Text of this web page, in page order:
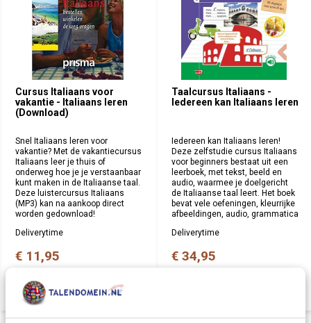
Cursus Italiaans voor
vakantie - Italiaans leren
(Download)
Snel Italiaans leren voor
vakantie? Met de vakantiecursus
Italiaans leer je thuis of
onderweg hoe je je verstaanbaar
kunt maken in de Italiaanse taal.
Deze luistercursus Italiaans
(MP3) kan na aankoop direct
worden gedownload!
Deliverytime
€ 11,95
Taalcursus Italiaans -
Iedereen kan Italiaans leren
Iedereen kan Italiaans leren!
Deze zelfstudie cursus Italiaans
voor beginners bestaat uit een
leerboek, met tekst, beeld en
audio, waarmee je doelgericht
de Italiaanse taal leert. Het boek
bevat vele oefeningen, kleurrijke
afbeeldingen, audio, grammatica
Deliverytime
€ 34,95